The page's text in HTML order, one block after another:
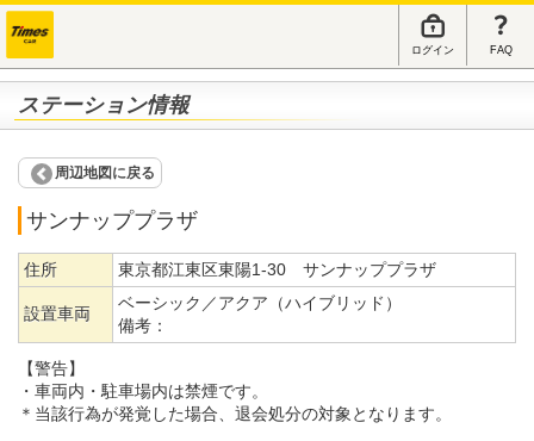
ログイン FAQ
ステーション情報
周辺地図に戻る
サンナッププラザ
住所 東京都江東区東陽1-30 サンナッププラザ
設置車両
ベーシック／アクア（ハイブリッド）
備考：
【警告】
・車両内・駐車場内は禁煙です。
＊当該行為が発覚した場合、退会処分の対象となります。